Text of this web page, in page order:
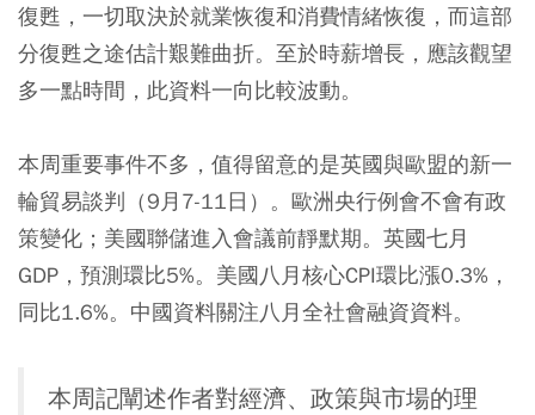
復甦，一切取決於就業恢復和消費情緒恢復，而這部
分復甦之途估計艱難曲折。至於時薪增長，應該觀望
多一點時間，此資料一向比較波動。
本周重要事件不多，值得留意的是英國與歐盟的新一
輪貿易談判（9月7-11日）。歐洲央行例會不會有政
策變化；美國聯儲進入會議前靜默期。英國七月
GDP，預測環比5%。美國八月核心CPI環比漲0.3%，
同比1.6%。中國資料關注八月全社會融資資料。
本周記闡述作者對經濟、政策與市場的理